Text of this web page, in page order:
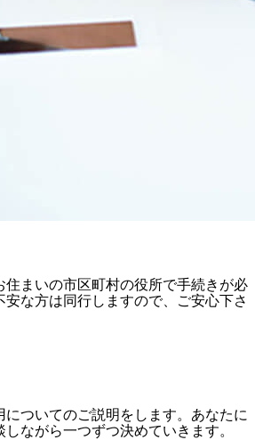
住まいの市区町村の役所で手続きが必
安な方は同行しますので、ご安心下さ
についてのご説明をします。あなたに
ながら一つずつ決めていきます。